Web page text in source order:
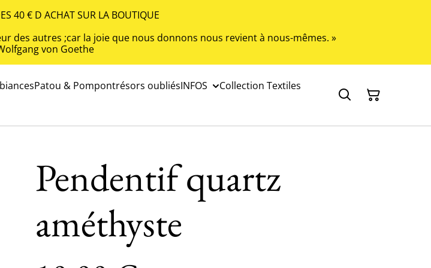
40 € D ACHAT SUR LA BOUTIQUE
des autres ;car la joie que nous donnons nous revient à nous-mêmes. »
von Goethe
Patou & Pompontrésors oubliésINFOS
Collection Textiles
Pendentif quartz
améthyste